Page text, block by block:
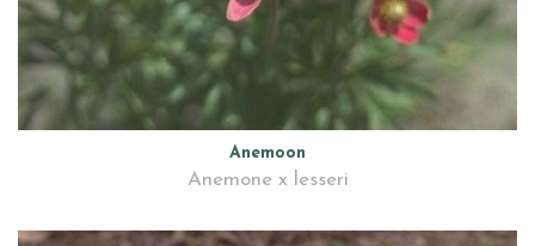
Anemoon
Anemone x lesseri